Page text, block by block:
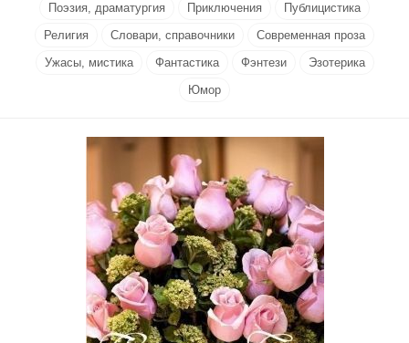
Поэзия, драматургия
Приключения
Публицистика
Религия
Словари, справочники
Современная проза
Ужасы, мистика
Фантастика Фэнтези
Эзотерика
Юмор